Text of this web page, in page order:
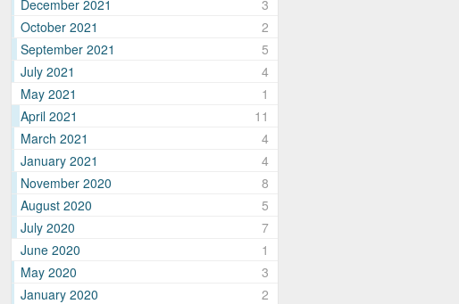
December 2021
3
October 2021
2
September 2021
5
July 2021
4
May 2021
1
April 2021
11
March 2021
4
January 2021
4
November 2020
8
August 2020
5
July 2020
7
June 2020
1
May 2020
3
January 2020
2